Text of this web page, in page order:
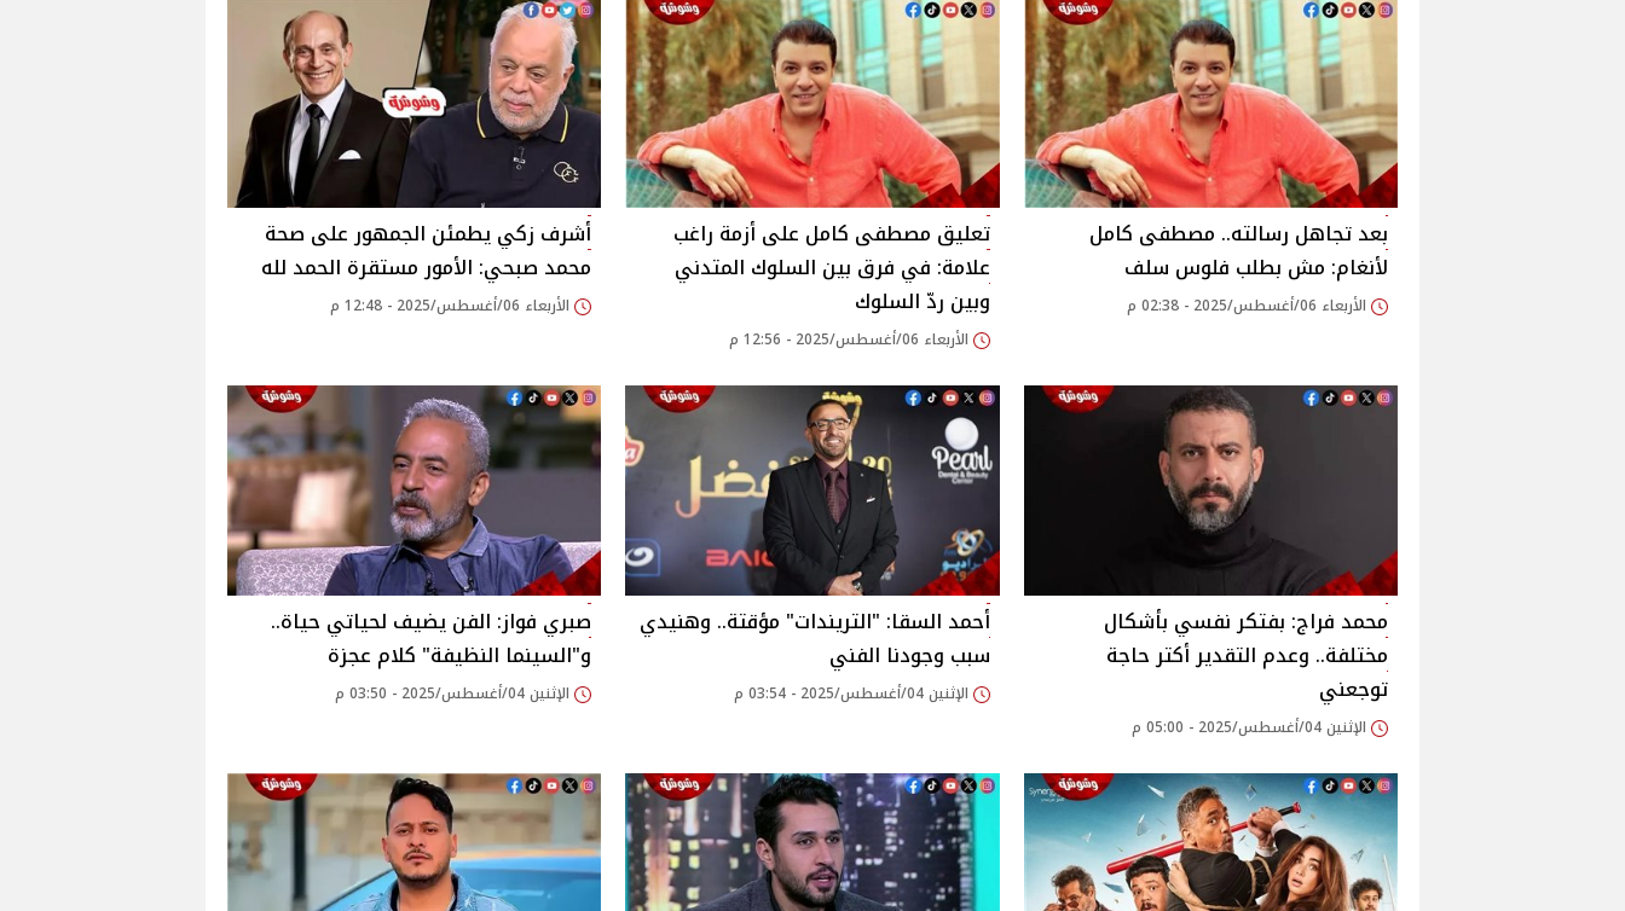
بعد تجاهل رسالته.. مصطفى كامل
لأنغام: مش بطلب فلوس سلف‎
الأربعاء 06/أغسطس/2025 - 02:38 م
تعليق مصطفى كامل على أزمة راغب
علامة: في فرق بين السلوك المتدني
وبين ردّ السلوك‎
الأربعاء 06/أغسطس/2025 - 12:56 م
أشرف زكي يطمئن الجمهور على صحة
محمد صبحي: الأمور مستقرة الحمد لله‎
الأربعاء 06/أغسطس/2025 - 12:48 م
محمد فراج: بفتكر نفسي بأشكال
مختلفة.. وعدم التقدير أكتر حاجة
توجعني‎
الإثنين 04/أغسطس/2025 - 05:00 م
أحمد السقا: "التريندات" مؤقتة.. وهنيدي
سبب وجودنا الفني‎
الإثنين 04/أغسطس/2025 - 03:54 م
صبري فواز: الفن يضيف لحياتي حياة..
و"السينما النظيفة" كلام عجزة‎
الإثنين 04/أغسطس/2025 - 03:50 م